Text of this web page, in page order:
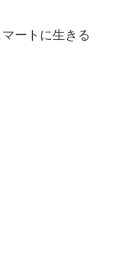
ートに生きる